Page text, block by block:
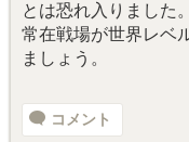
とは恐れ入りました。
常在戦場が世界レベ
ましょう。
コメント